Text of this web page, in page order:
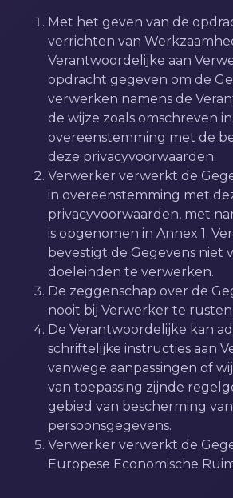
Met het geven van de
verrichten van
Verantwoordelijke aan
opdracht gegeven om de
verwerken namens de
de wijze zoals omschreven in
overeenstemming met de
deze privacyvoorwaarden.
Verwerker verwerkt de
in overeenstemming met
privacyvoorwaarden, met
is opgenomen in Annex 1.
bevestigt de Gegevens niet
doeleinden te verwerken.
De zeggenschap over de
nooit bij Verwerker te rusten.
De Verantwoordelijke kan
schriftelijke instructies aan
vanwege aanpassingen of
van toepassing zijnde
gebied van bescherming van
persoonsgegevens.
Verwerker verwerkt de
Europese Economische